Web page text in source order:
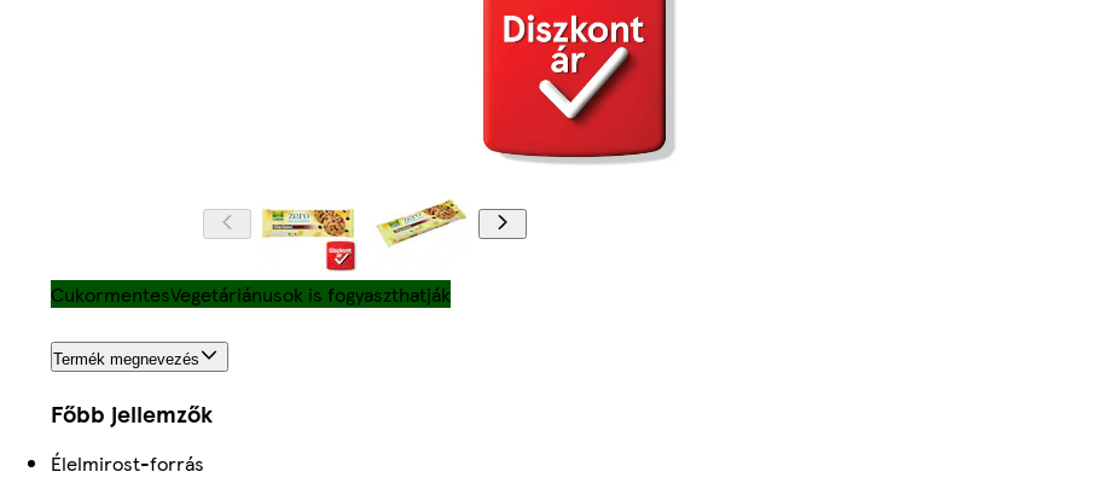
CukormentesVegetáriánusok is fogyaszthatják
Termék megnevezés
Főbb jellemzők
Élelmirost-forrás